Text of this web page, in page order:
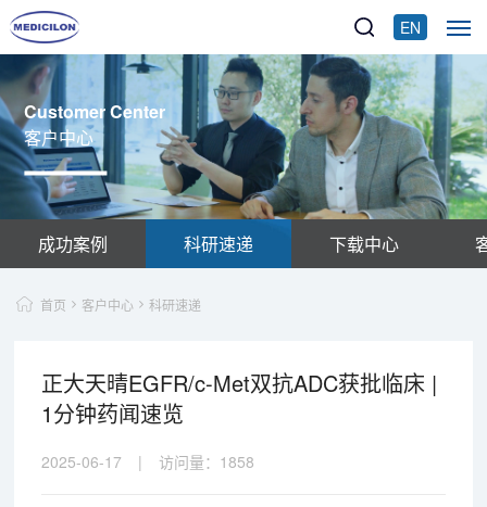
EN
Customer Center
客户中心
成功案例 科研速递 下载中心
首页 客户中心 科研速递
正大天晴EGFR/c-Met双抗ADC获批临床 |
1分钟药闻速览
2025-06-17 | 访问量： 1858